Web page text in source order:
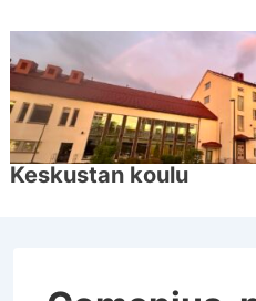
pääsisältöön
Keskustan koulu